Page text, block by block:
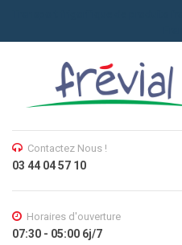
Contactez Nous !
03 44 04 57 10
Horaires d'ouverture
07:30 - 05:00 6j/7